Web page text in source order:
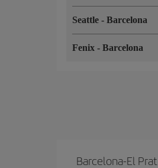
Seattle - Barcelona
Fenix - Barcelona
Barcelona-El Prat